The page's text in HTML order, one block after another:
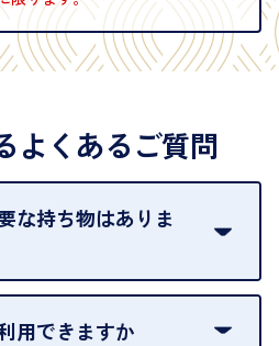
よくあるご質問
な持ち物はありま
意ください。ご利用になれる書
ください。
用できますか